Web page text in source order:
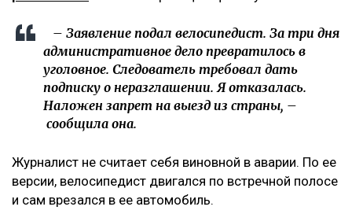
– Заявление подал велосипедист. За три дня
административное дело превратилось в
уголовное. Следователь требовал дать
подписку о неразглашении. Я отказалась.
Наложен запрет на выезд из страны, –
сообщила она.
Журналист не считает себя виновной в аварии. По ее
версии, велосипедист двигался по встречной полосе
и сам врезался в ее автомобиль.